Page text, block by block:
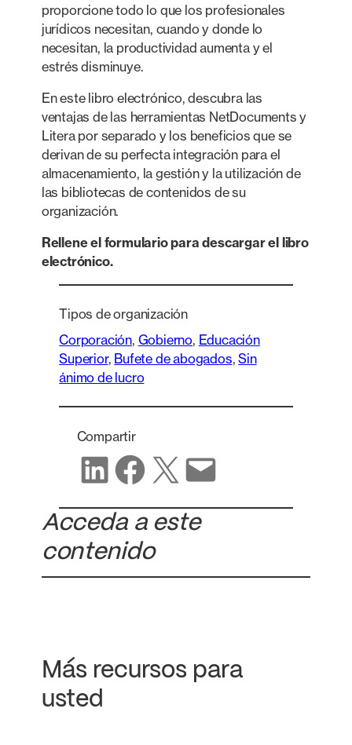
proporcione todo lo que los profesionales
jurídicos necesitan, cuando y donde lo
necesitan, la productividad aumenta y el
estrés disminuye.
En este libro electrónico, descubra las
ventajas de las herramientas NetDocuments y
Litera por separado y los beneficios que se
derivan de su perfecta integración para el
almacenamiento, la gestión y la utilización de
las bibliotecas de contenidos de su
organización.
Rellene el formulario para descargar el libro
electrónico.
Tipos de organización
Corporación, Gobierno, Educación
Superior, Bufete de abogados, Sin
ánimo de lucro
Compartir
Compartir en LinkedIn Compartir en Facebook Compartir en X Compartir por correo electrónico
Acceda a este
contenido
Más recursos para
usted